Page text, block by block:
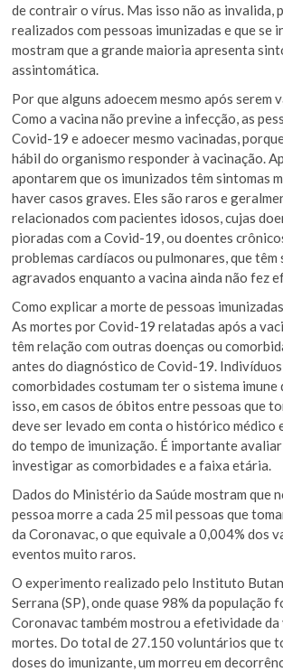
de contrair o vírus. Mas isso não as invalida,
realizados com pessoas imunizadas e que se
mostram que a grande maioria apresenta
assintomática.
Por que alguns adoecem mesmo após serem
Como a vacina não previne a infecção, as
Covid-19 e adoecer mesmo vacinadas,
hábil do organismo responder à vacinação.
apontarem que os imunizados têm sintomas
haver casos graves. Eles são raros e
relacionados com pacientes idosos, cujas
pioradas com a Covid-19, ou doentes
problemas cardíacos ou pulmonares, que têm
agravados enquanto a vacina ainda não fez
Como explicar a morte de pessoas
As mortes por Covid-19 relatadas após a
têm relação com outras doenças ou
antes do diagnóstico de Covid-19. Indivíduos
comorbidades costumam ter o sistema
isso, em casos de óbitos entre pessoas que
deve ser levado em conta o histórico médico
do tempo de imunização. É importante
investigar as comorbidades e a faixa etária.
Dados do Ministério da Saúde mostram que
pessoa morre a cada 25 mil pessoas que
da Coronavac, o que equivale a 0,004% dos
eventos muito raros.
O experimento realizado pelo Instituto
Serrana (SP), onde quase 98% da população
Coronavac também mostrou a efetividade
mortes. Do total de 27.150 voluntários que
doses do imunizante, um morreu em